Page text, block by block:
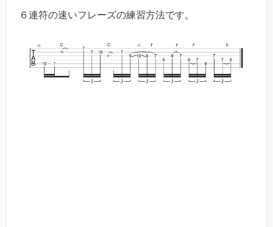
６連符の速いフレーズの練習方法です。